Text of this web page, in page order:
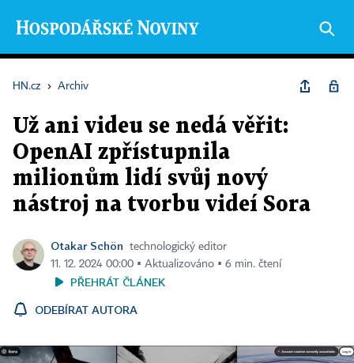
HN.cz › Archiv
Už ani videu se nedá věřit:
OpenAI zpřístupnila
milionům lidí svůj nový
nástroj na tvorbu videí Sora
Otakar Schön
technologický editor
11. 12. 2024 00:00 ▪ Aktualizováno ▪ 6 min. čtení
PŘEHRÁT ČLÁNEK
ODEBÍRAT AUTORA